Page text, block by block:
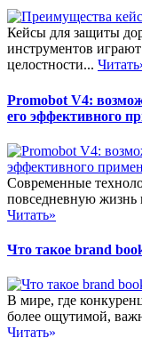
Кейсы для защиты
инструментов
целостности...
Promobot V4:
его эффективного
Современные
повседневную жизнь
Читать»
Что такое brand
В мире, где
более ощутимой,
Читать»